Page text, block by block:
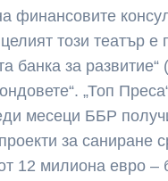
финансовите
този театър е
банка за
„Топ
месеци ББР
за саниране
12 милиона евро –